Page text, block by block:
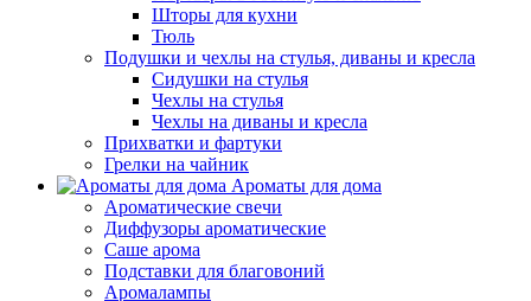
Шторы для кухни
Тюль
Подушки и чехлы на стулья, диваны и кресла
Сидушки на стулья
Чехлы на стулья
Чехлы на диваны и кресла
Прихватки и фартуки
Грелки на чайник
Ароматы для дома
Ароматические свечи
Диффузоры ароматические
Саше арома
Подставки для благовоний
Аромалампы